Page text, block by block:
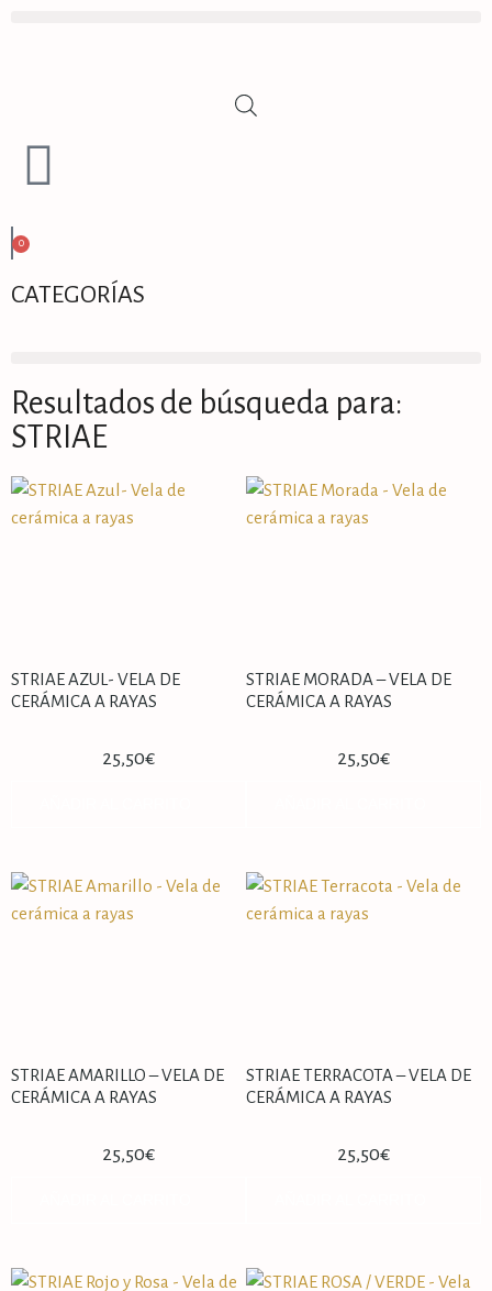
0
CATEGORÍAS
Resultados de búsqueda para:
STRIAE
STRIAE AZUL- VELA DE
CERÁMICA A RAYAS
25,50€
STRIAE MORADA – VELA DE
CERÁMICA A RAYAS
25,50€
STRIAE AMARILLO – VELA DE
CERÁMICA A RAYAS
25,50€
STRIAE TERRACOTA – VELA DE
CERÁMICA A RAYAS
25,50€